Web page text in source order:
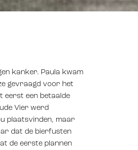
kanker. Paula kwam
gevraagd voor het
eerst een betaalde
Vier werd
plaatsvinden, maar
dat de bierfusten
de eerste plannen